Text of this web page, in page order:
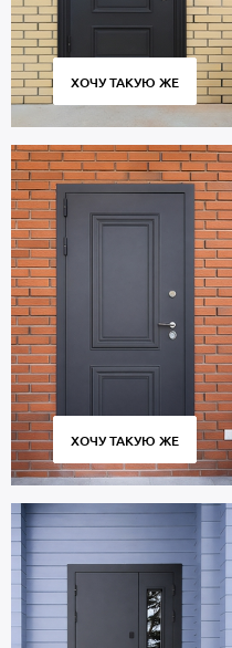
ХОЧУ ТАКУЮ ЖЕ
ХОЧУ ТАКУЮ ЖЕ